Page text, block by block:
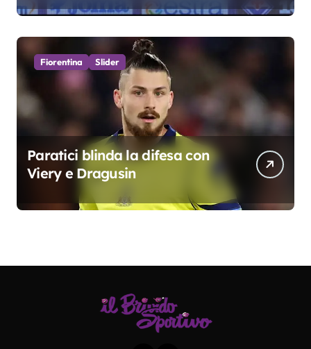
colpo”
Fiorentina Slider
Paratici blinda la difesa con
Viery e Dragusin